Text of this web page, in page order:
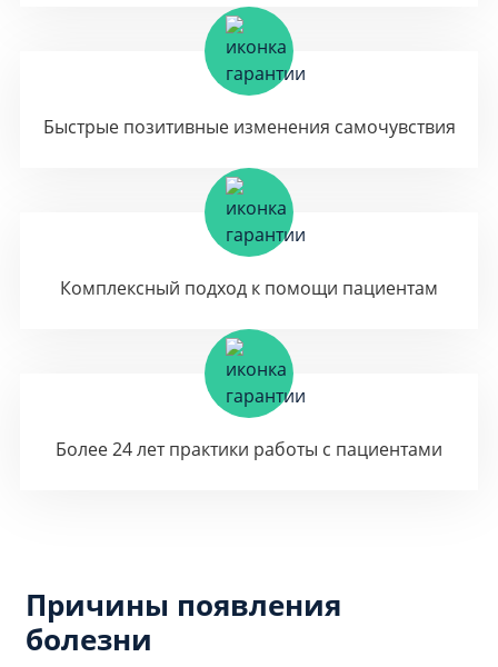
Быстрые позитивные изменения самочувствия
Комплексный подход к помощи пациентам
Более 24 лет практики работы с пациентами
Причины появления
болезни